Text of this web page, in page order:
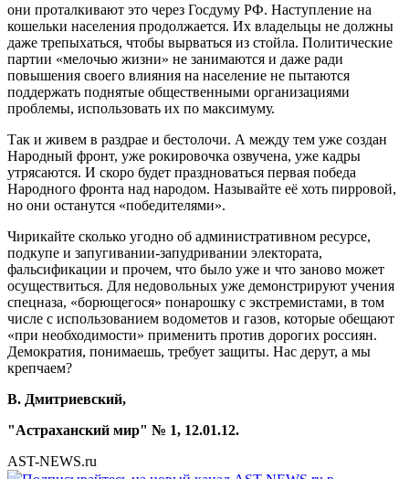
они проталкивают это через Госдуму РФ. Наступление на
кошельки населения продолжается. Их владельцы не должны
даже трепыхаться, чтобы вырваться из стойла. Политические
партии «мелочью жизни» не занимаются и даже ради
повышения своего влияния на население не пытаются
поддержать поднятые общественными организациями
проблемы, использовать их по максимуму.
Так и живем в раздрае и бестолочи. А между тем уже создан
Народный фронт, уже рокировочка озвучена, уже кадры
утрясаются. И скоро будет праздноваться первая победа
Народного фронта над народом. Называйте её хоть пирровой,
но они останутся «победителями».
Чирикайте сколько угодно об административном ресурсе,
подкупе и запугивании-запудривании электората,
фальсификации и прочем, что было уже и что заново может
осуществиться. Для недовольных уже демонстрируют учения
спецназа, «борющегося» понарошку с экстремистами, в том
числе с использованием водометов и газов, которые обещают
«при необходимости» применить против дорогих россиян.
Демократия, понимаешь, требует защиты. Нас дерут, а мы
крепчаем?
В. Дмитриевский,
"Астраханский мир" № 1, 12.01.12.
AST-NEWS.ru